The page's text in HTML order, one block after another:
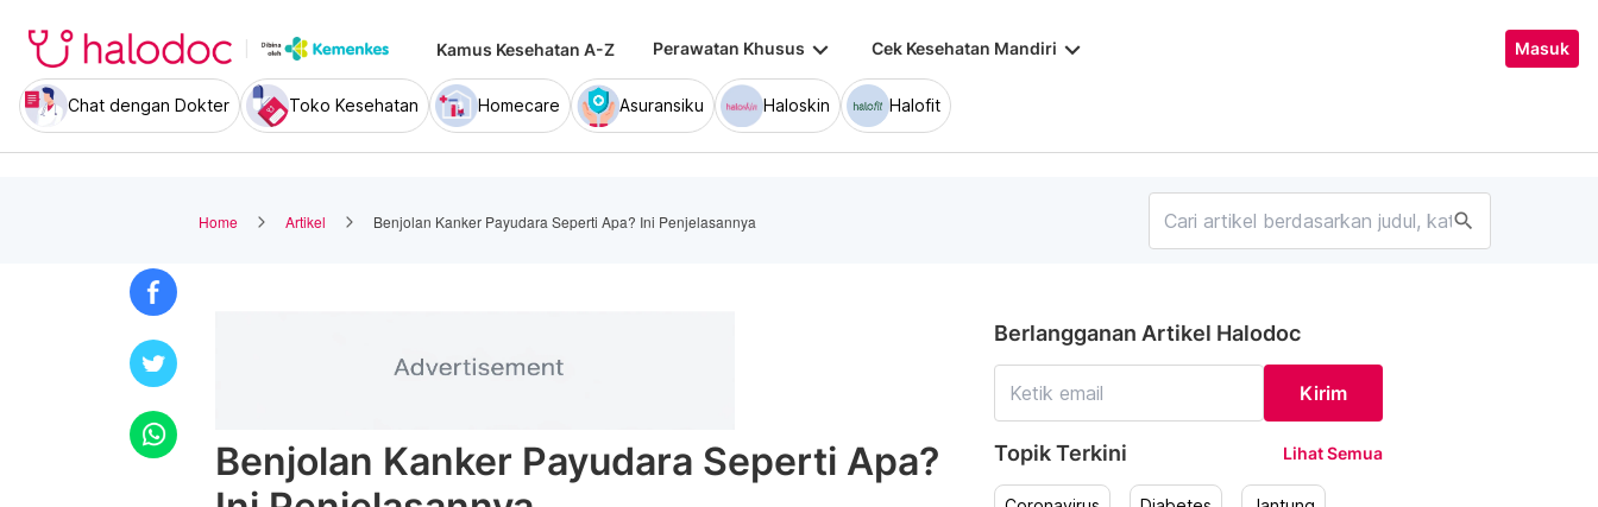
Kamus Kesehatan A-Z Perawatan Khusus keyboard_arrow_down Cek Kesehatan Mandiri keyboard_arrow_down Masuk
Chat dengan Dokter Toko Kesehatan Homecare Asuransiku Haloskin Halofit
Home Artikel Benjolan Kanker Payudara Seperti Apa? Ini Penjelasannya search
Benjolan Kanker Payudara Seperti Apa?
Berlangganan Artikel Halodoc
Kirim
Topik Terkini Lihat Semua